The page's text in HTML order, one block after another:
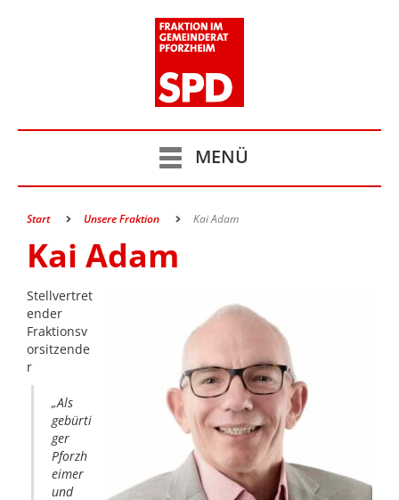
MENÜ
Start Unsere Fraktion Kai Adam
Kai Adam
Stellvertret
ender
Fraktionsv
orsitzende
r
„Als
gebürti
ger
Pforzh
eimer
und